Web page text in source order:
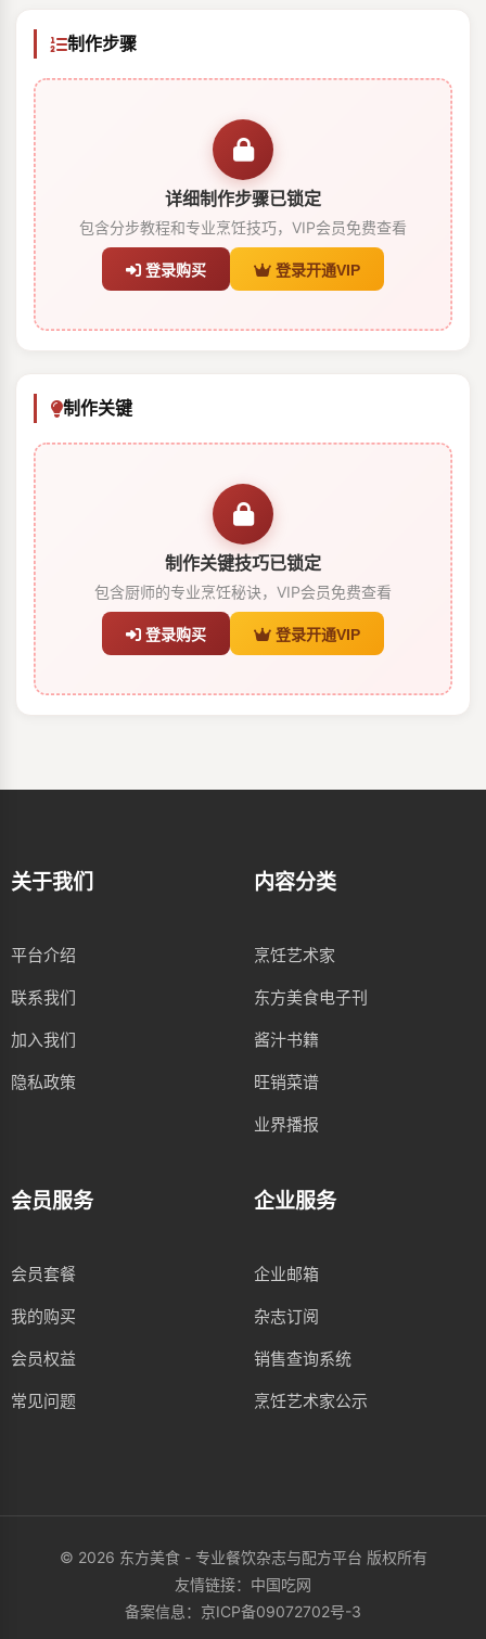
制作步骤
详细制作步骤已锁定
包含分步教程和专业烹饪技巧，VIP会员免费查看
登录购买 登录开通VIP
制作关键
制作关键技巧已锁定
包含厨师的专业烹饪秘诀，VIP会员免费查看
登录购买 登录开通VIP
关于我们
平台介绍
联系我们
加入我们
隐私政策
内容分类
烹饪艺术家
东方美食电子刊
酱汁书籍
旺销菜谱
业界播报
会员服务
会员套餐
我的购买
会员权益
常见问题
企业服务
企业邮箱
杂志订阅
销售查询系统
烹饪艺术家公示
© 2026 东方美食 - 专业餐饮杂志与配方平台 版权所有
友情链接： 中国吃网
备案信息： 京ICP备09072702号-3